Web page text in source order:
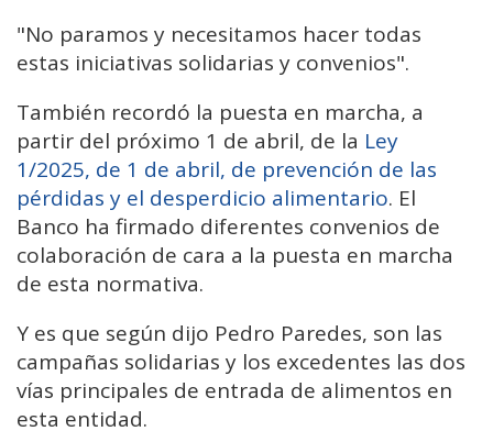
"No paramos y necesitamos hacer todas
estas iniciativas solidarias y convenios".
También recordó la puesta en marcha, a
partir del próximo 1 de abril, de la Ley
1/2025, de 1 de abril, de prevención de las
pérdidas y el desperdicio alimentario. El
Banco ha firmado diferentes convenios de
colaboración de cara a la puesta en marcha
de esta normativa.
Y es que según dijo Pedro Paredes, son las
campañas solidarias y los excedentes las dos
vías principales de entrada de alimentos en
esta entidad.